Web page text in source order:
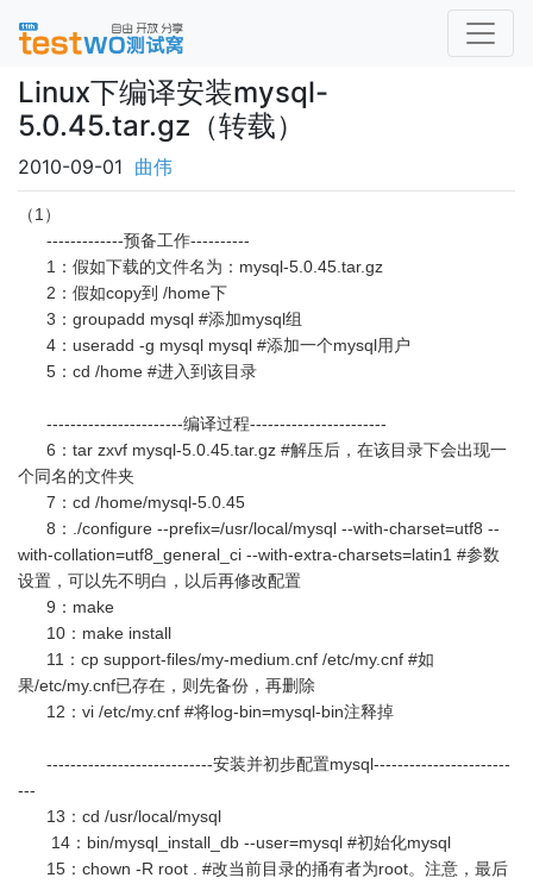
Linux下编译安装mysql-
5.0.45.tar.gz（转载）
2010-09-01 曲伟
（1）
-------------预备工作----------
1：假如下载的文件名为：mysql-5.0.45.tar.gz
2：假如copy到 /home下
3：groupadd mysql #添加mysql组
4：useradd -g mysql mysql #添加一个mysql用户
5：cd /home #进入到该目录
-----------------------编译过程-----------------------
6：tar zxvf mysql-5.0.45.tar.gz #解压后，在该目录下会出现一
个同名的文件夹
7：cd /home/mysql-5.0.45
8：./configure --prefix=/usr/local/mysql --with-charset=utf8 --
with-collation=utf8_general_ci --with-extra-charsets=latin1 #参数
设置，可以先不明白，以后再修改配置
9：make
10：make install
11：cp support-files/my-medium.cnf /etc/my.cnf #如
果/etc/my.cnf已存在，则先备份，再删除
12：vi /etc/my.cnf #将log-bin=mysql-bin注释掉
----------------------------安装并初步配置mysql-----------------------
---
13：cd /usr/local/mysql
14：bin/mysql_install_db --user=mysql #初始化mysql
15：chown -R root . #改当前目录的捅有者为root。注意，最后